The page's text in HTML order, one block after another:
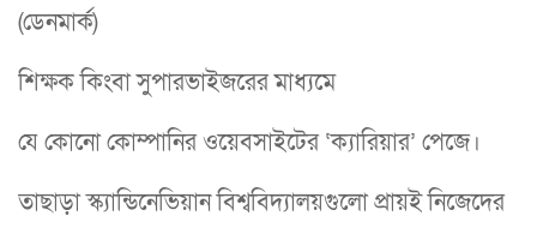
(ডেনমার্ক)
শিক্ষক কিংবা সুপারভাইজরের মাধ্যমে
যে কোনো কোম্পানির ওয়েবসাইটের ‘ক্যারিয়ার’ পেজে।
তাছাড়া স্ক্যান্ডিনেভিয়ান বিশ্ববিদ্যালয়গুলো প্রায়ই নিজেদের